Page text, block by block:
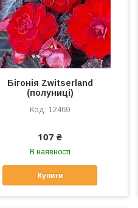
Бігонія Zwitserland
(полуниці)
12469
107 ₴
В наявності
Купити